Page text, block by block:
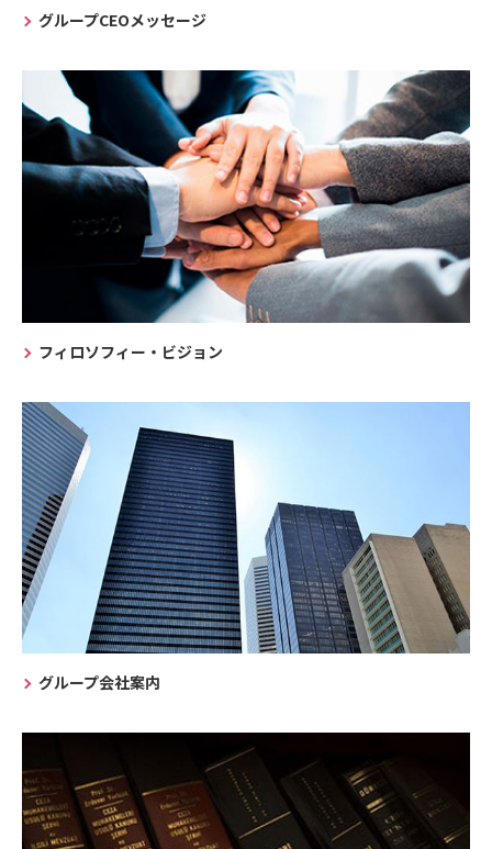
グループCEOメッセージ
フィロソフィー・ビジョン
グループ会社案内